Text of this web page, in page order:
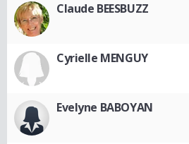
Claude BEESBUZZ
Cyrielle MENGUY
Evelyne BABOYAN